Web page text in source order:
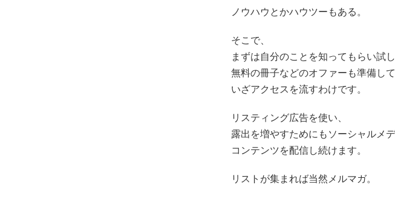
ノウハウとかハウツーもある。
そこで、
まずは自分のことを知ってもらい試
無料の冊子などのオファーも準備して
いざアクセスを流すわけです。
リスティング広告を使い、
露出を増やすためにもソーシャルメ
コンテンツを配信し続けます。
リストが集まれば当然メルマガ。